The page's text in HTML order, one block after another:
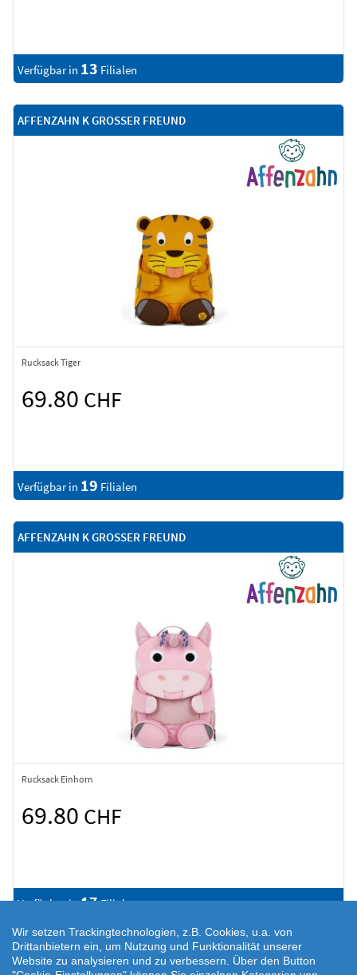
Verfügbar in 13 Filialen
AFFENZAHN K GROSSER FREUND
Rucksack Tiger
69.80 CHF
Verfügbar in 19 Filialen
AFFENZAHN K GROSSER FREUND
Rucksack Einhorn
69.80 CHF
Verfügbar in17Filialen
Wir setzen Trackingtechnologien, z.B. Cookies, u.a. von
Drittanbietern ein, um Nutzung und Funktionalität unserer
Website zu analysieren und zu verbessern. Über den Button